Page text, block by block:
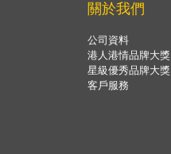
關於我們
公司資料
港人港情品牌大獎
星級優秀品牌大獎
客戶服務